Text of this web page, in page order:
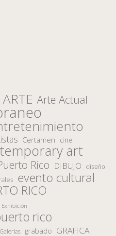
ARTE Arte Actual
Certamen cine
art
Rico DIBUJO diseño
evento cultural
RICO
Exhibición
rico
Galerias grabado GRAFICA